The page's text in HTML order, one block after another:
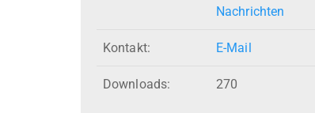
Nachrichten
Kontakt: E-Mail
Downloads: 270